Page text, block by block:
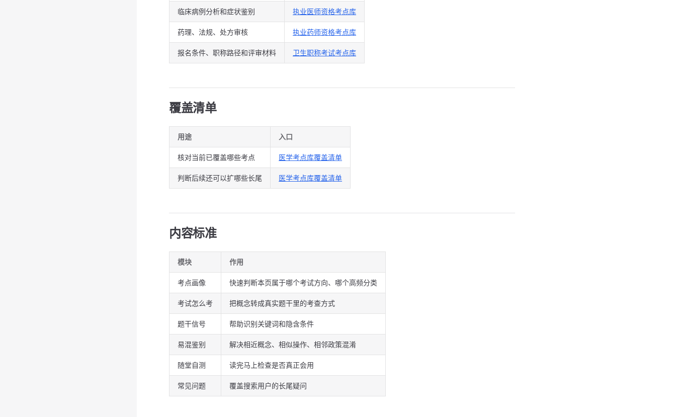
临床病例分析和症状鉴别 执业医师资格考点库
药理、法规、处方审核 执业药师资格考点库
报名条件、职称路径和评审材料 卫生职称考试考点库
覆盖清单
用途 入口
核对当前已覆盖哪些考点 医学考点库覆盖清单
判断后续还可以扩哪些长尾 医学考点库覆盖清单
内容标准
模块 作用
考点画像 快速判断本页属于哪个考试方向、哪个高频分类
考试怎么考 把概念转成真实题干里的考查方式
题干信号 帮助识别关键词和隐含条件
易混鉴别 解决相近概念、相似操作、相邻政策混淆
随堂自测 读完马上检查是否真正会用
常见问题 覆盖搜索用户的长尾疑问